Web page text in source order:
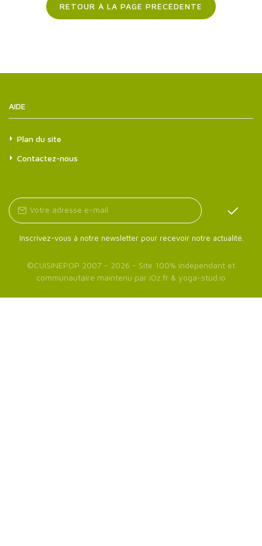
RETOUR À LA PAGE PRÉCÉDENTE
AIDE
Plan du site
Contactez-nous
Inscrivez-vous à notre newsletter pour recevoir notre actualité.
©CUISINEPOP 2007 - 2026 - Site 100% indépendant et
communautaire maintenu par iOz.fr & yoga-stud.io